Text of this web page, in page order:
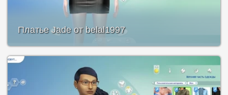
Платье Jade от belal1997